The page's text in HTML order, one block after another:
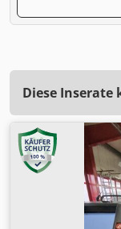
Diese Inserate